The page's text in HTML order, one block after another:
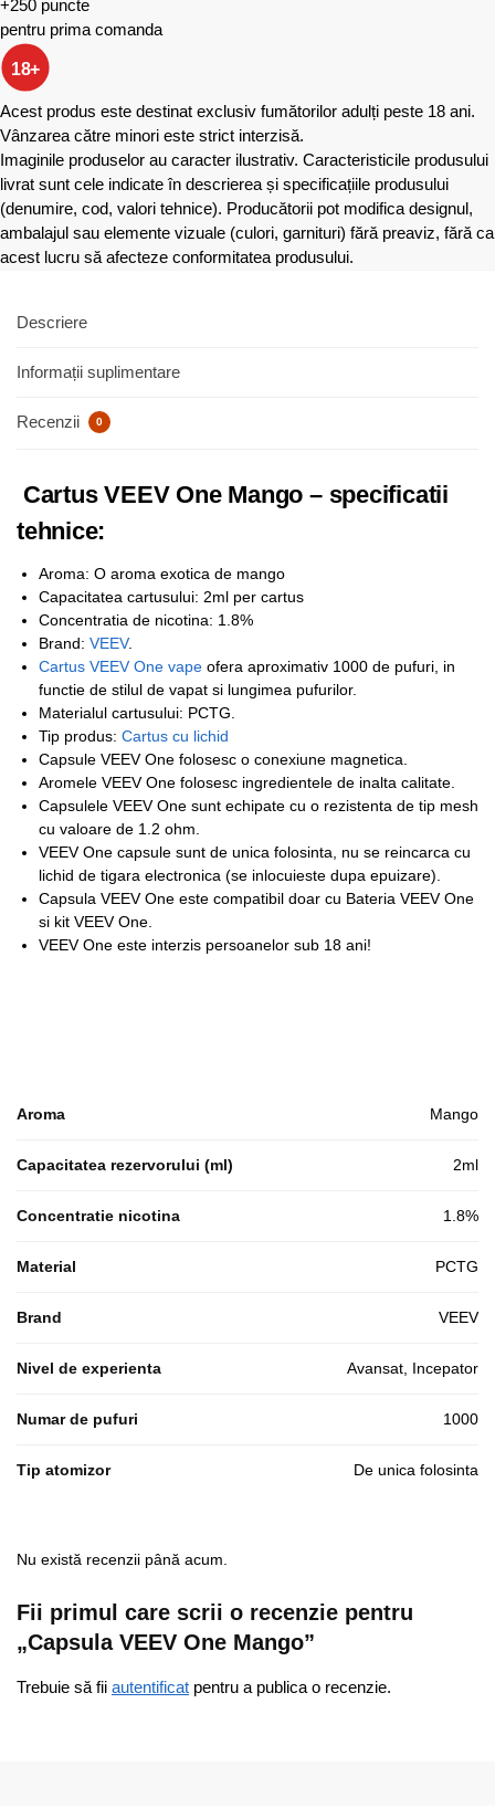
+250 puncte
pentru prima comanda
18+
Acest produs este destinat exclusiv fumătorilor adulți peste 18 ani.
Vânzarea către minori este strict interzisă.
Imaginile produselor au caracter ilustrativ. Caracteristicile produsului
livrat sunt cele indicate în descrierea și specificațiile produsului
(denumire, cod, valori tehnice). Producătorii pot modifica designul,
ambalajul sau elemente vizuale (culori, garnituri) fără preaviz, fără ca
acest lucru să afecteze conformitatea produsului.
Descriere
Informații suplimentare
Recenzii 0
Cartus VEEV One Mango – specificatii
tehnice:
Aroma: O aroma exotica de mango
Capacitatea cartusului: 2ml per cartus
Concentratia de nicotina: 1.8%
Brand: VEEV.
Cartus VEEV One vape ofera aproximativ 1000 de pufuri, in
functie de stilul de vapat si lungimea pufurilor.
Materialul cartusului: PCTG.
Tip produs: Cartus cu lichid
Capsule VEEV One folosesc o conexiune magnetica.
Aromele VEEV One folosesc ingredientele de inalta calitate.
Capsulele VEEV One sunt echipate cu o rezistenta de tip mesh
cu valoare de 1.2 ohm.
VEEV One capsule sunt de unica folosinta, nu se reincarca cu
lichid de tigara electronica (se inlocuieste dupa epuizare).
Capsula VEEV One este compatibil doar cu Bateria VEEV One
si kit VEEV One.
VEEV One este interzis persoanelor sub 18 ani!
Aroma Mango
Capacitatea rezervorului (ml) 2ml
Concentratie nicotina 1.8%
Material PCTG
Brand VEEV
Nivel de experienta Avansat, Incepator
Numar de pufuri 1000
Tip atomizor De unica folosinta
Nu există recenzii până acum.
Fii primul care scrii o recenzie pentru
„Capsula VEEV One Mango”
Trebuie să fii autentificat pentru a publica o recenzie.